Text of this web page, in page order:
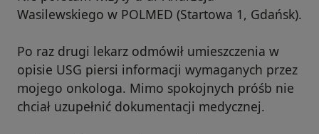
Wasilewskiego w POLMED (Startowa 1, Gdańsk).
Po raz drugi lekarz odmówił umieszczenia w
opisie USG piersi informacji wymaganych przez
mojego onkologa. Mimo spokojnych próśb nie
chciał uzupełnić dokumentacji medycznej.